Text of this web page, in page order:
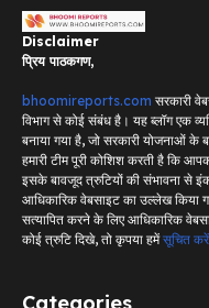
Disclaimer
प्रिय पाठकगण,
bhoomireports.com सरकारी
विभाग से कोई संबंध है। यह ब्लॉग एक
बनाया गया है, जो सरकारी योजनाओं के
हमारी टीम पूरी कोशिश करती है कि
इसके बावजूद त्रुटियों की संभावना से
आधिकारिक वेबसाइट का उल्लेख किया
सत्यापित करने के लिए आधिकारिक
कोई त्रुटि दिखे, तो कृपया हमेंसूचित करें